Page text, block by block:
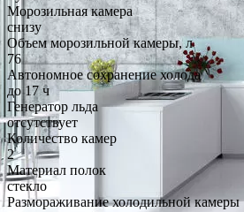
Морозильная камера
снизу
Объем морозильной камеры, л
76
Автономное сохранение холода
до 17 ч
Генератор льда
отсутствует
Количество камер
2
Материал полок
стекло
Размораживание холодильной камеры